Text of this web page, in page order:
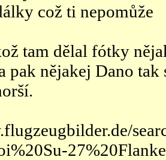
což ti nepomůže
tam dělal fótky
pak nějakej Dano